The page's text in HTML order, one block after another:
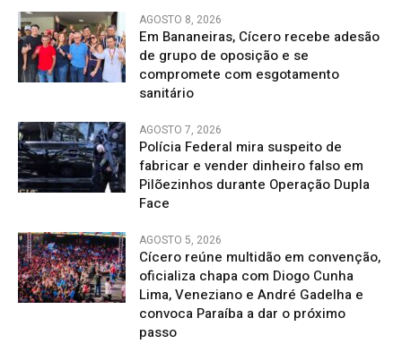
AGOSTO 8, 2026
Em Bananeiras, Cícero recebe adesão
de grupo de oposição e se
compromete com esgotamento
sanitário
AGOSTO 7, 2026
Polícia Federal mira suspeito de
fabricar e vender dinheiro falso em
Pilõezinhos durante Operação Dupla
Face
AGOSTO 5, 2026
Cícero reúne multidão em convenção,
oficializa chapa com Diogo Cunha
Lima, Veneziano e André Gadelha e
convoca Paraíba a dar o próximo
passo